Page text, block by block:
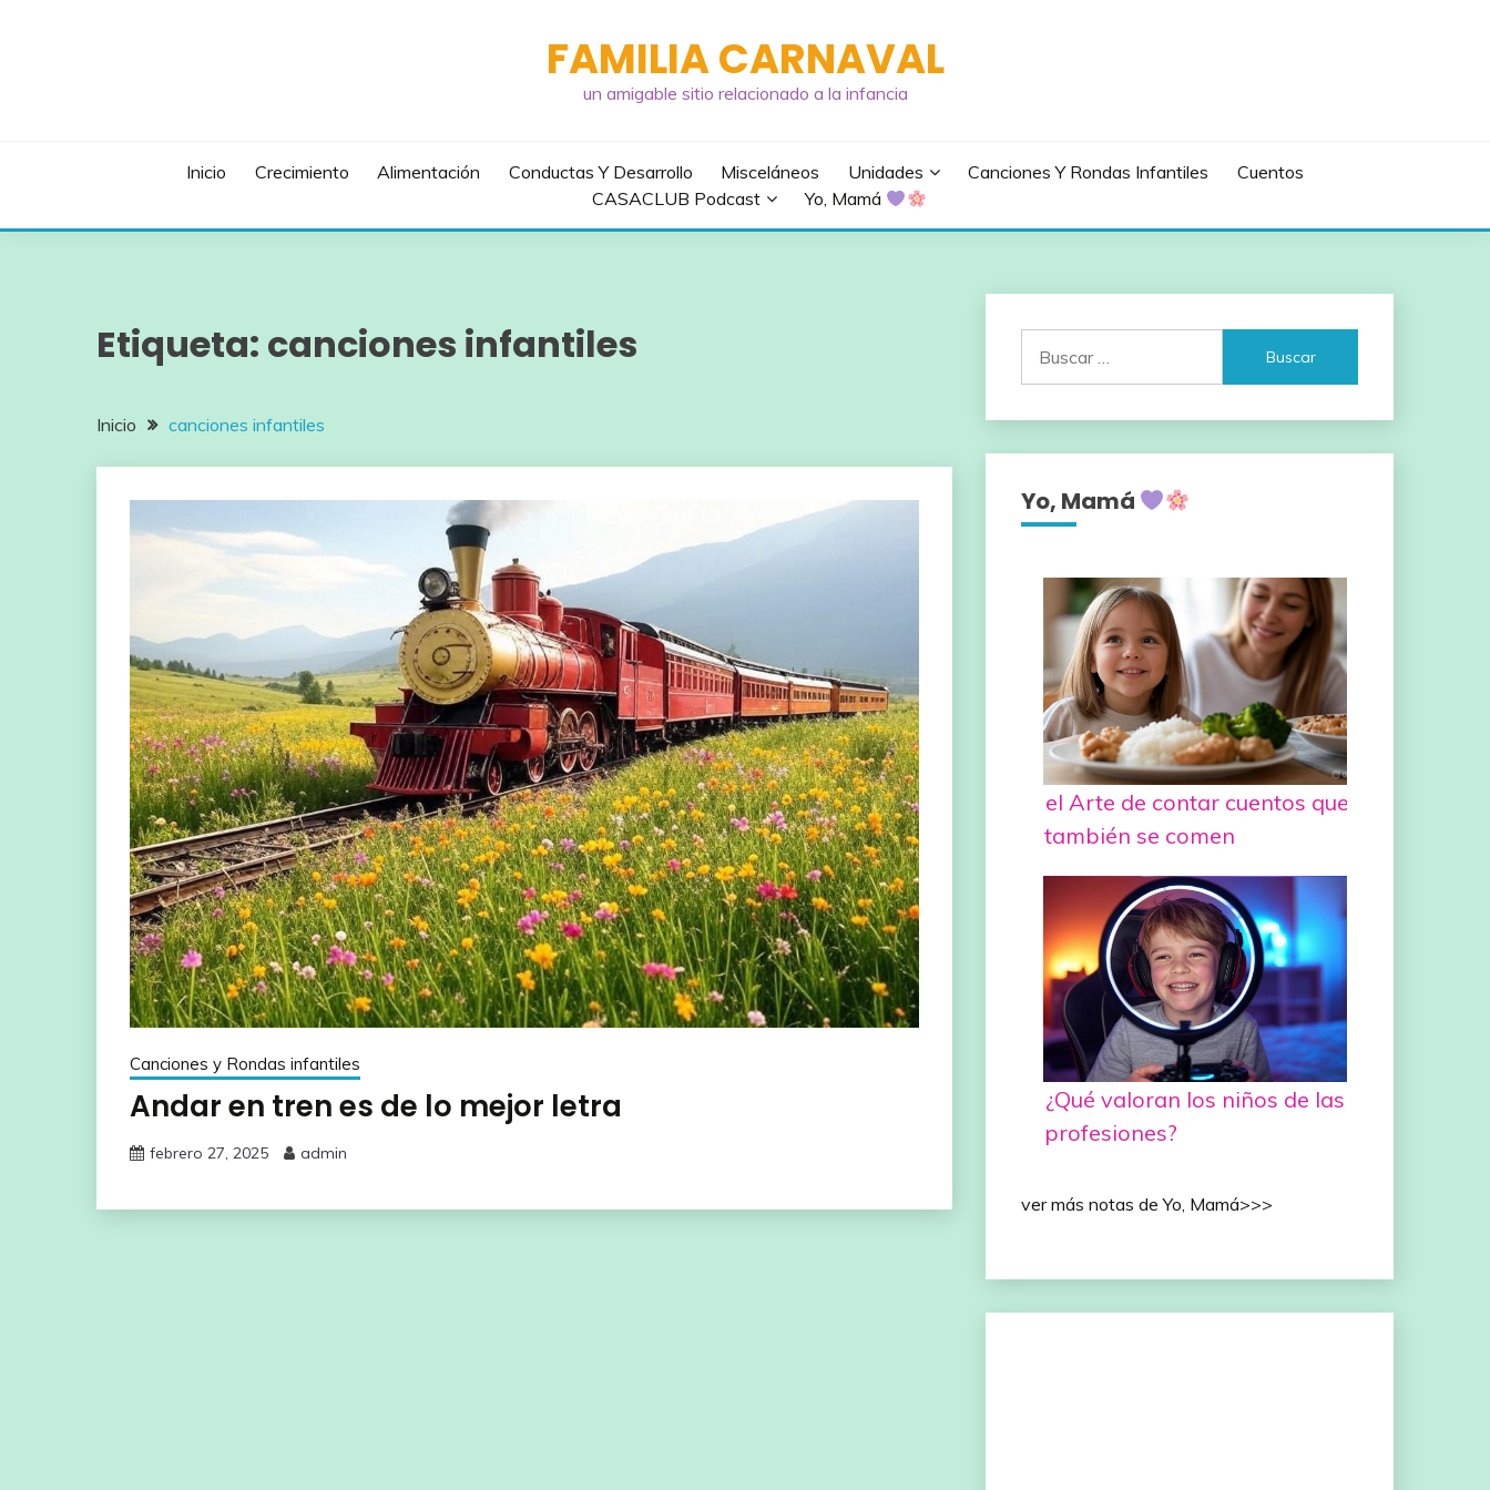
FAMILIA CARNAVAL
un amigable sitio relacionado a la infancia
Inicio Crecimiento Alimentación Conductas Y Desarrollo Misceláneos Unidades Canciones Y Rondas Infantiles
Cuentos
CASACLUB Podcast
Yo, Mamá
Etiqueta: canciones infantiles
Inicio canciones infantiles
Canciones y Rondas infantiles
Andar en tren es de lo mejor letra
febrero 27, 2025 admin
Yo, Mamá
el Arte de contar cuentos que
también se comen
¿Qué valoran los niños de las
profesiones?
ver más notas de Yo, Mamá>>>